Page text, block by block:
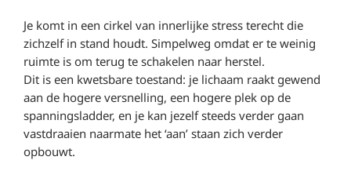
Je komt in een cirkel van innerlijke stress terecht die
zichzelf in stand houdt. Simpelweg omdat er te weinig
ruimte is om terug te schakelen naar herstel.
Dit is een kwetsbare toestand: je lichaam raakt gewend
aan de hogere versnelling, een hogere plek op de
spanningsladder, en je kan jezelf steeds verder gaan
vastdraaien naarmate het ‘aan’ staan zich verder
opbouwt.